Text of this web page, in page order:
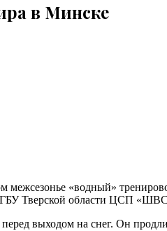
в Минске
«водный»
ГБУ Тверской области ЦСП
выходом на снег. Он